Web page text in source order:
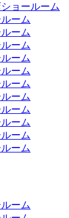
ョールーム
ーム
ーム
ーム
ーム
ーム
ーム
ーム
ーム
ーム
ーム
ーム
ーム